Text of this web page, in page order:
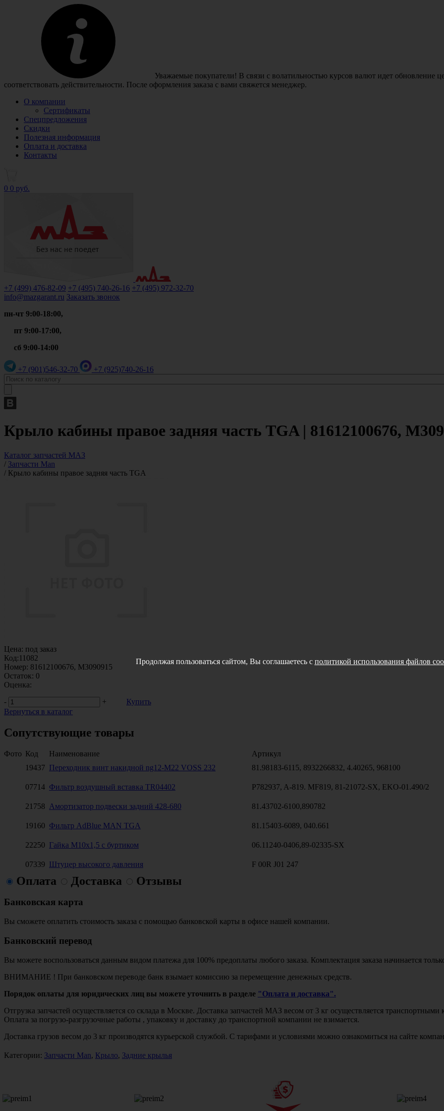
Уважаемые покупатели! В связи с волатильностью курсов валют идет обновление
соответствовать действительности. После оформления заказа с вами свяжется менеджер.
О компании
Сертификаты
Спецпредложения
Скидки
Полезная информация
Оплата и доставка
Контакты
0 0 руб.
+7 (499) 476-82-09 +7 (495) 740-26-16 +7 (495) 972-32-70
info@mazgarant.ru Заказать звонок
пн-чт 9:00-18:00,
пт 9:00-17:00,
сб 9:00-14:00
+7 (901)546-32-70 +7 (925)740-26-16
Крыло кабины правое задняя часть TGA | 81612100676,
Каталог запчастей МАЗ
/ Запчасти Man
/ Крыло кабины правое задняя часть TGA
Цена: под заказ
Код:11082
Номер: 81612100676, M3090915
Остаток: 0
Оценка:
-
+
Купить
Вернуться в каталог
Сопутствующие товары
Фото Код Наименование Артикул
19437 Переходник винт накидной ng12-M22 VOSS 232 81.98183-6115, 8932266832, 4.40265, 968100
07714 Фильтр воздушный вставка TR04402 P782937, A-819. MF819, 81-21072-SX, EKO-01.490/2
21758
Амортизатор подвески задний 428-680 81.43702-6100,890782
19160 Фильтр AdBlue MAN TGA 81.15403-6089, 040.661
22250 Гайка М10х1,5 с буртиком 06.11240-0406,89-02335-SX
07339 Штуцер высокого давления F 00R J01 247
Оплата Доставка Отзывы
Банковская карта
Вы сможете оплатить стоимость заказа с помощью банковской карты в офисе нашей компании.
Банковский перевод
Вы можете воспользоваться данным видом платежа для 100% предоплаты любого заказа. Комплектация заказа начинается
ВНИМАНИЕ ! При банковском переводе банк взымает комиссию за перемещение денежных средств.
Порядок оплаты для юридических лиц вы можете уточнить в разделе "Оплата и доставка".
Отгрузка запчастей осуществляется со склада в Москве. Доставка запчастей МАЗ весом от 3 кг осуществляется
Оплата за погрузо-разгрузочные работы , упаковку и доставку до транспортной компании не взимается.
Доставка грузов весом до 3 кг производятся курьерской службой. С тарифами и условиями можно ознакомиться на сайте
Категории: Запчасти Man, Крыло, Задние крылья
Продолжая пользоваться сайтом, Вы соглашаетесь с политикой использования файлов